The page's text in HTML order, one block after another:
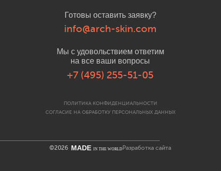
Готовы оставить заявку?
info@arch-skin.com
Мы с удовольствием ответим
на все ваши вопросы
+7 (495) 255-51-05
ПОЛИТИКА КОНФИДЕНЦИАЛЬНОСТИ
СОГЛАСИЕ НА ОБРАБОТКУ ПЕРСОНАЛЬНЫХ ДАННЫХ
©2026 MADEIN THE WORLD Разработка сайта